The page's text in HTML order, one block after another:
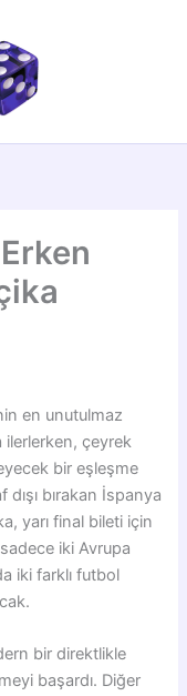
en unutulmaz
ilerlerken, çeyrek
bir eşleşme
bırakan İspanya
yarı final bileti için
iki Avrupa
iki farklı futbol
bir direktlikle
başardı. Diğer